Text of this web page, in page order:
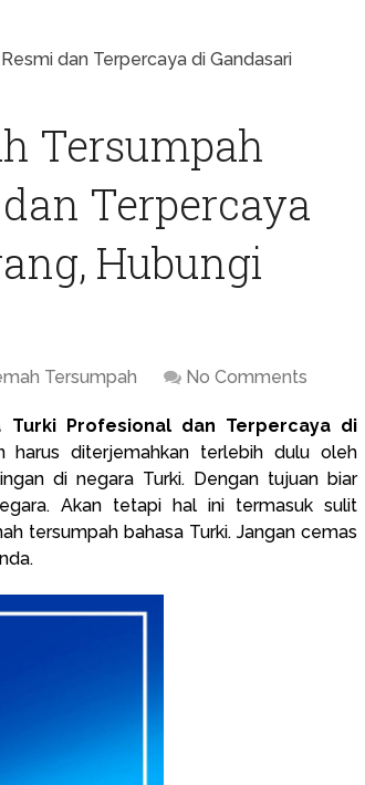
dan Terpercaya di Gandasari
Tersumpah
Terpercaya
Hubungi
Tersumpah No Comments
Turki Profesional dan Terpercaya di
harus diterjemahkan terlebih dulu oleh
di negara Turki. Dengan tujuan biar
Akan tetapi hal ini termasuk sulit
tersumpah bahasa Turki. Jangan cemas